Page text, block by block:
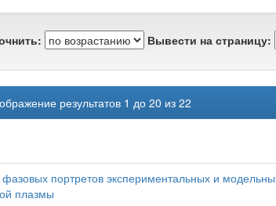
Вывести на страницу:
результатов 1 до 20 из 22
портретов экспериментальных и
плазмы